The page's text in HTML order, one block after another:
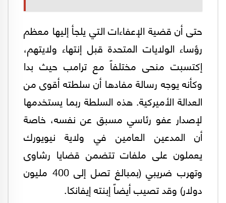
حتى أن قضية الإعفاءات التي يلجأ إليها معظم
رؤساء الولايات المتحدة قبل إنتهاء ولايتهم،
إكتسبت منحى مختلفاً مع ترامب حيث بدا
وكأنه يوجه رسالة مفادها أن سلطته أقوى من
العدالة الأميركية. هذه السلطة ربما يستخدمها
لإصدار عفو رئاسي مسبق عن نفسه، خاصة
أن المدعين العامين في ولاية نيويورك
يعملون على ملفات تتضمن قضايا رشاوى
وتهرب ضريبي (بمبالغ تصل إلى 400 مليون
دولار) وقد تصيب أيضاً إبنته إيفانكا.